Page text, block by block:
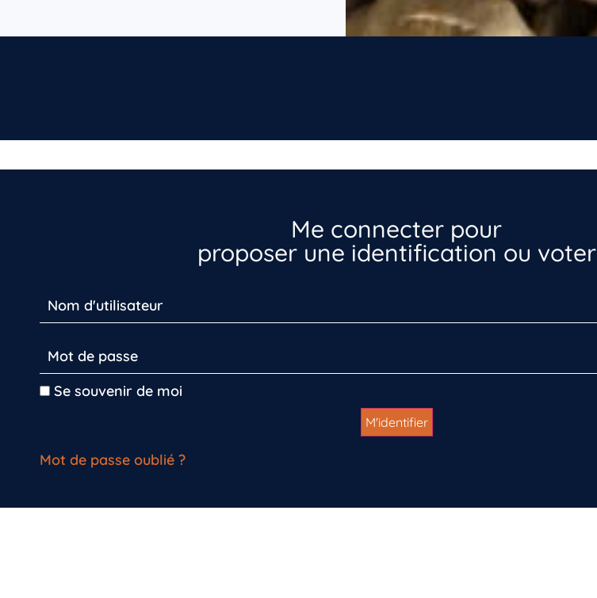
Me connecter pour
proposer une identification ou voter
Se souvenir de moi
Mot de passe oublié ?